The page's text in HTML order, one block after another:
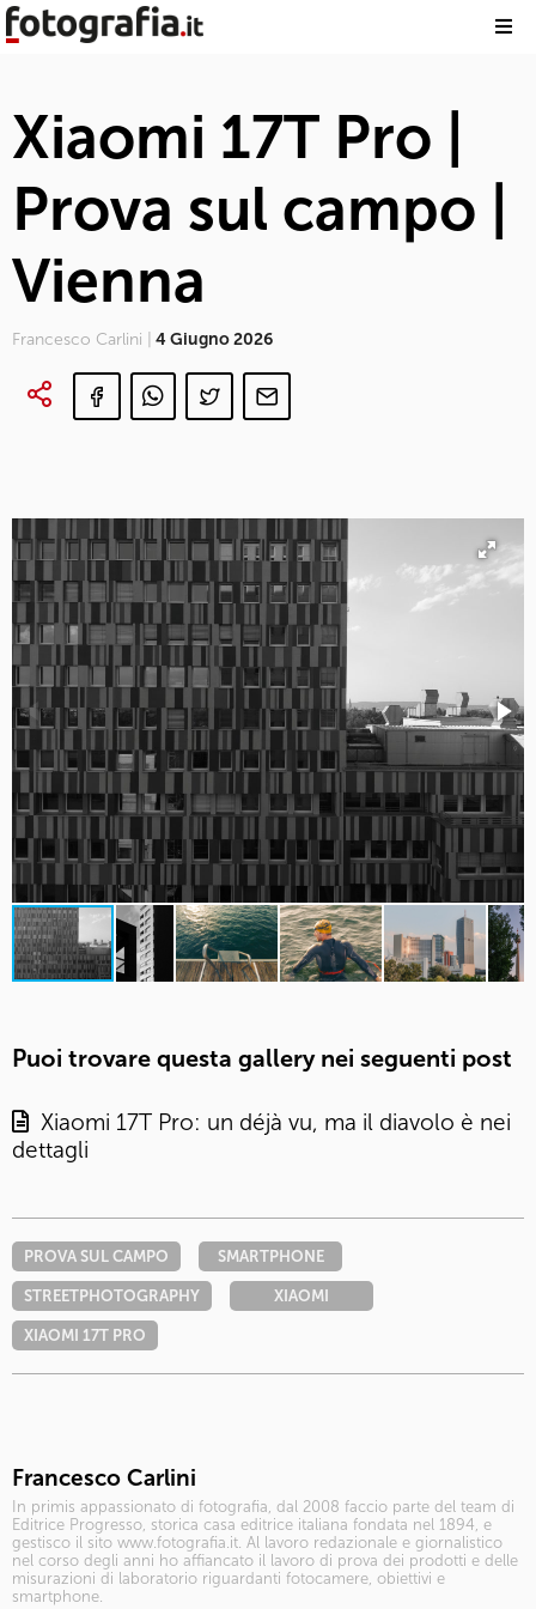
Xiaomi 17T Pro |
Prova sul campo |
Vienna
Francesco Carlini | 4 Giugno 2026
Puoi trovare questa gallery nei seguenti post
Xiaomi 17T Pro: un déjà vu, ma il diavolo è nei
dettagli
PROVA SUL CAMPO SMARTPHONE
STREETPHOTOGRAPHY XIAOMI
XIAOMI 17T PRO
Francesco Carlini
In primis appassionato di fotografia, dal 2008 faccio parte del team di
Editrice Progresso, storica casa editrice italiana fondata nel 1894, e
gestisco il sito www.fotografia.it. Al lavoro redazionale e giornalistico
nel corso degli anni ho affiancato il lavoro di prova dei prodotti e delle
misurazioni di laboratorio riguardanti fotocamere, obiettivi e
smartphone.